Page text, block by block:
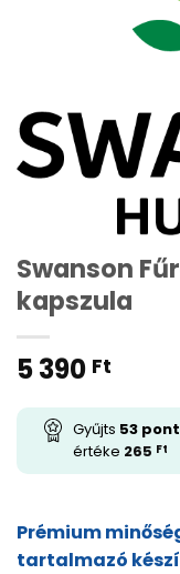
Swanson
kapszula
5 390 Ft
Gyűjts 53
értéke 265 Ft
Prémium
tartalmazó